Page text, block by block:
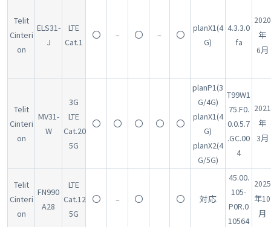
Telit
Cinteri
on
ELS31-
J
LTE
Cat.1
〇 – 〇 – 〇
planX1(4
G)
4.3.3.0
fa
2020
年
6月
Telit
Cinteri
on
MV31-
W
3G
LTE
Cat.20
5G
〇 〇 〇 〇 〇
planP1(3
G/4G)
planX1(4
G)
planX2(4
G/5G)
T99W1
75.F0.
0.0.5.7
.GC.00
4
2021
年
3月
Telit
Cinteri
on
FN990
A28
LTE
Cat.12
5G
〇 – 〇 〇 対応
45.00.
105-
P0R.0
10564
2025
年10
月